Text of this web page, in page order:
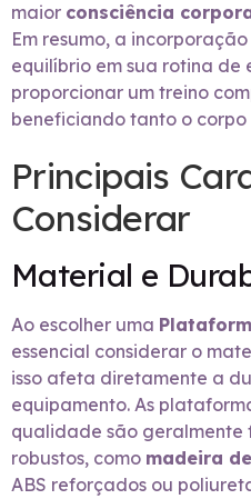
maior consciência
Em resumo, a
equilíbrio em sua rotina de
proporcionar um treino
beneficiando tanto o
Principais
Considerar
Material e
Ao escolher uma
essencial considerar o
isso afeta diretamente a
equipamento. As
qualidade são geralmente
robustos, como madeira
ABS reforçados ou